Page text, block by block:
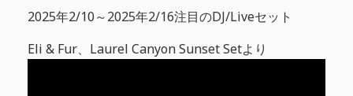
2025年2/10～2025年2/16注目のDJ/Liveセット
Eli & Fur、Laurel Canyon Sunset Setより